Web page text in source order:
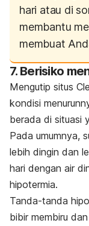
hari atau di
membantu
membuat
7. Berisiko
Mengutip situs
kondisi
berada di situasi
Pada umumnya,
lebih dingin dan
hari dengan air
hipotermia.
Tanda-tanda
bibir membiru